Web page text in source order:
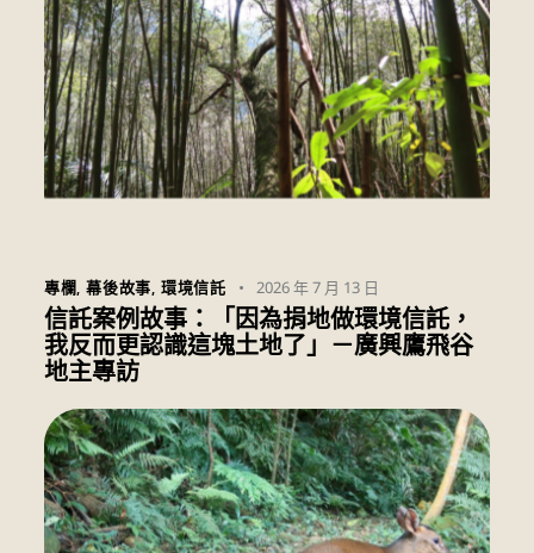
專欄 ,幕後故事 環境信託 2026 年 7 月 13 日
信託案例故事：「因為捐地做環境信託，
我反而更認識這塊土地了」－廣興鷹飛谷
地主專訪